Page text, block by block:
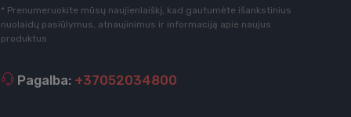
* Prenumeruokite mūsų naujienlaiškį, kad gautumėte išankstinius
nuolaidų pasiūlymus, atnaujinimus ir informaciją apie naujus
produktus
Pagalba: +37052034800